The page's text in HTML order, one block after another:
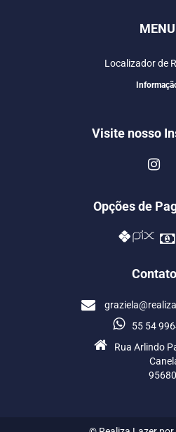
MENU
Localizador de
Visite nosso
Opções de
55 54
Rua Arlindo